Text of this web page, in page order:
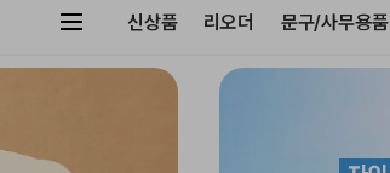
신상품 리오더 문구/사무용품